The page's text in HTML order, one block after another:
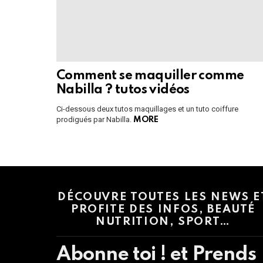
Comment se maquiller comme
Nabilla ? tutos vidéos
Ci-dessous deux tutos maquillages et un tuto coiffure
prodigués par Nabilla. MORE
DÉCOUVRE TOUTES LES NEWS
PROFITE DES INFOS, BEAUTÉ
NUTRITION, SPORT…
Abonne toi ! et Prends